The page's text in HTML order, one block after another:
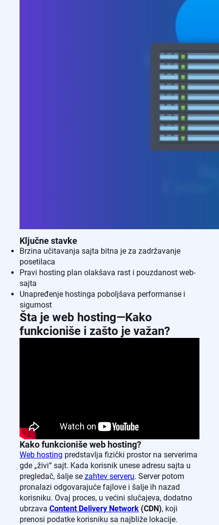
Ključne stavke
Brzina učitavanja sajta bitna je za zadržavanje
posetilaca
Pravi hosting plan olakšava rast i pouzdanost web-
sajta
Unapređenje hostinga poboljšava performanse i
sigurnost
Šta je web hosting—Kako
funkcioniše i zašto je važan?
Kako funkcioniše web hosting?
Web hosting predstavlja fizički prostor na serverima
gde „živi“ sajt. Kada korisnik unese adresu sajta u
pregledač, šalje se zahtev serveru. Server potom
pronalazi odgovarajuće fajlove i šalje ih nazad
korisniku. Ovaj proces, u većini slučajeva, dodatno
ubrzava Content Delivery Network (CDN), koji
prenosi podatke korisniku sa najbliže lokacije.